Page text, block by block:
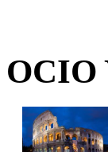
OCIO